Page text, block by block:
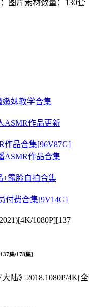
图片素材数量：130套
嫩妹教学合集
ASMR作品更新
作品合集[96V87G]
ASMR作品合集
+露脸自拍合集
付费合集[9V14G]
集/178集]